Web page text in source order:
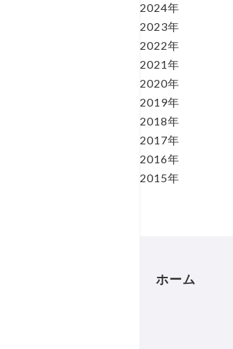
2024年
2023年
2022年
2021年
2020年
2019年
2018年
2017年
2016年
2015年
ホーム